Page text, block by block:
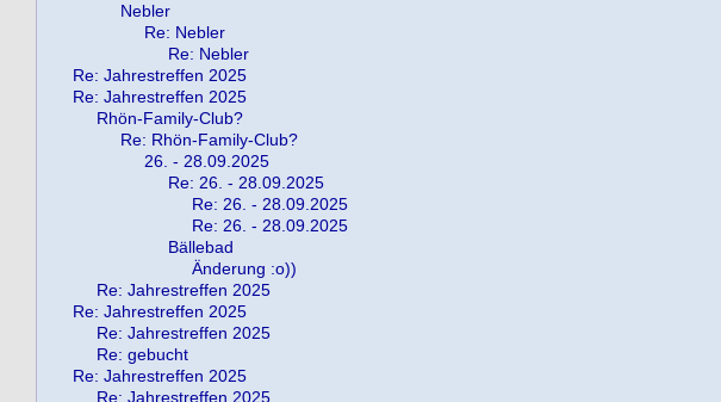
Nebler
Re: Nebler
Re: Nebler
Re: Jahrestreffen 2025
Re: Jahrestreffen 2025
Rhön-Family-Club?
Re: Rhön-Family-Club?
26. - 28.09.2025
Re: 26. - 28.09.2025
Re: 26. - 28.09.2025
Re: 26. - 28.09.2025
Bällebad
Änderung :o))
Re: Jahrestreffen 2025
Re: Jahrestreffen 2025
Re: Jahrestreffen 2025
Re: gebucht
Re: Jahrestreffen 2025
Re: Jahrestreffen 2025